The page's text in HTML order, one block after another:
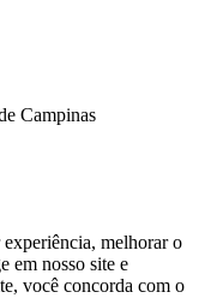
Campinas
melhorar o
em nosso site e
você concorda com o